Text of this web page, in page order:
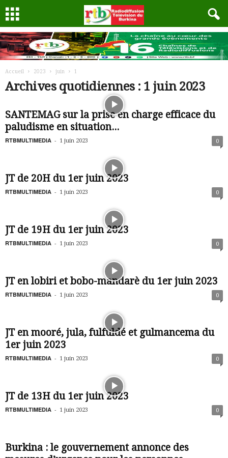
Accueil 2023 juin 1
Archives quotidiennes : 1 juin 2023
SANTEMAG sur la prise en charge efficace du
paludisme en situation...
RTBMULTIMEDIA - 1 juin 2023 0
JT de 20H du 1er juin 2023
RTBMULTIMEDIA - 1 juin 2023 0
JT de 19H du 1er juin 2023
RTBMULTIMEDIA - 1 juin 2023 0
JT en lobiri et bobo-mandarè du 1er juin 2023
RTBMULTIMEDIA - 1 juin 2023 0
JT en mooré, jula, fulfuldé et gulmancema du
1er juin 2023
RTBMULTIMEDIA - 1 juin 2023 0
JT de 13H du 1er juin 2023
RTBMULTIMEDIA - 1 juin 2023 0
Burkina : le gouvernement annonce des